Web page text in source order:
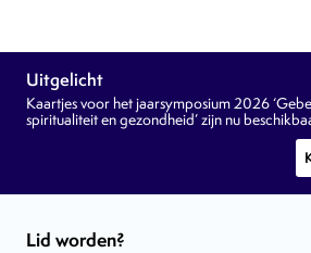
Uitgelicht
Kaartjes voor het jaarsymposium 2026
spiritualiteit en gezondheid’ zijn nu
Lid worden?